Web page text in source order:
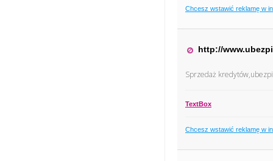
Chcesz wstawić reklamę w
http://
Sprzedaż
TextBox
Chcesz wstawić reklamę w